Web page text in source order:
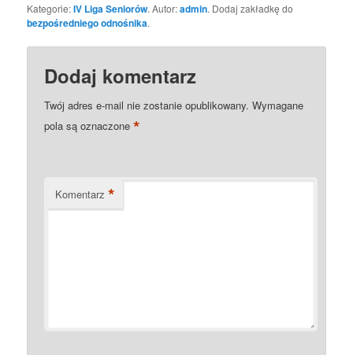
Kategorie:IV Liga Seniorów. Autor:admin. Dodaj zakładkę do
bezpośredniego odnośnika.
Dodaj komentarz
Twój adres e-mail nie zostanie opublikowany. Wymagane
pola są oznaczone*
Komentarz *